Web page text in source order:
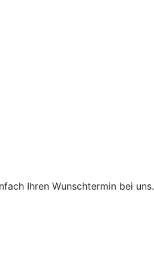
Ihren Wunschtermin bei uns.